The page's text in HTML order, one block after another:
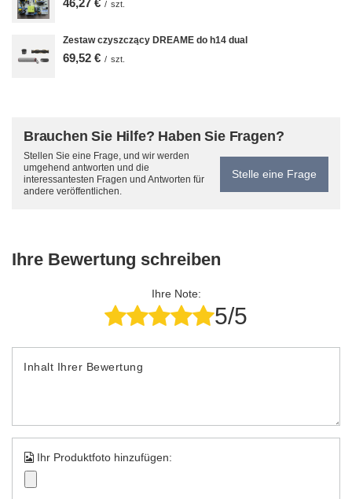
46,27 € / szt.
Zestaw czyszczący DREAME do h14 dual
69,52 € / szt.
Brauchen Sie Hilfe? Haben Sie Fragen?
Stellen Sie eine Frage, und wir werden
umgehend antworten und die
interessantesten Fragen und Antworten für
andere veröffentlichen.
Stelle eine Frage
Ihre Bewertung schreiben
Ihre Note:
5/5
Inhalt Ihrer Bewertung
Ihr Produktfoto hinzufügen: